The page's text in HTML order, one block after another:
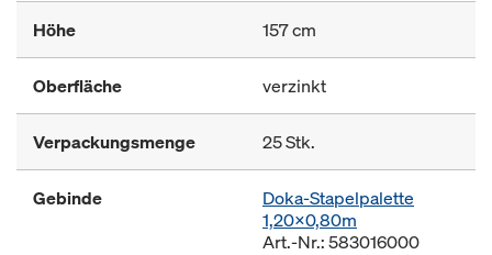
Höhe 157 cm
Oberfläche verzinkt
Verpackungsmenge 25 Stk.
Gebinde
Doka-Stapelpalette
1,20x0,80m
Art.-Nr.: 583016000